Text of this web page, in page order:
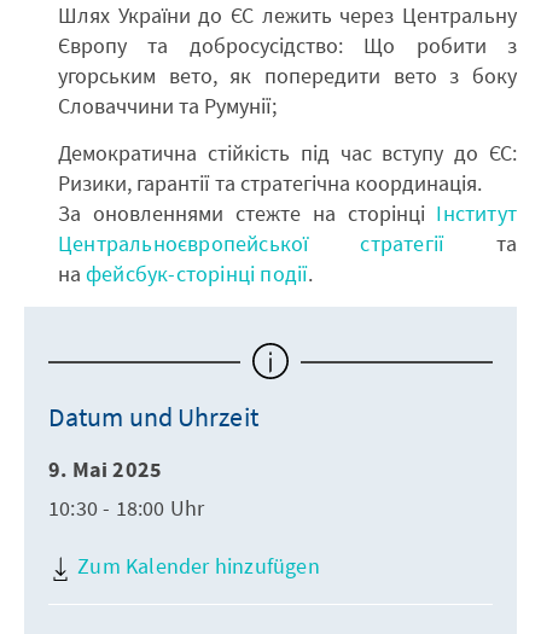
Шлях України до ЄС лежить через Центральну
Європу та добросусідство: Що робити з
угорським вето, як попередити вето з боку
Словаччини та Румунії;
Демократична стійкість під час вступу до ЄС:
Ризики, гарантії та стратегічна координація.
За оновленнями стежте на сторінці Інститут
Центральноєвропейської стратегії та
на фейсбук-сторінці події.
Datum und Uhrzeit
9. Mai 2025
10:30 - 18:00 Uhr
Zum Kalender hinzufügen